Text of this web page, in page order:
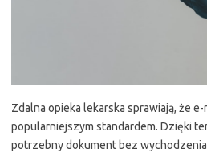
Zdalna opieka lekarska sprawiają, że
popularniejszym standardem. Dzięki
potrzebny dokument bez